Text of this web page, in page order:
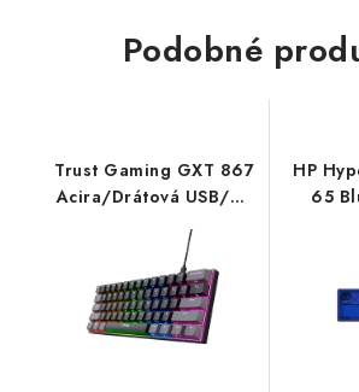
Podobné
Trust Gaming GXT 867
Acira/Drátová USB/US
layout/Černá 24882
HP
65